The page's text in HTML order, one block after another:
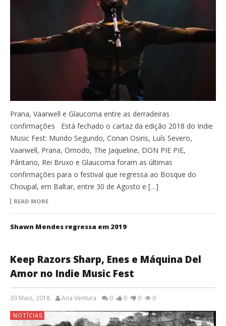
Prana, Vaarwell e Glaucoma entre as derradeiras
confirmações Está fechado o cartaz da edição 2018 do Indie
Music Fest: Mundo Segundo, Conan Osiris, Luís Severo,
Vaarwell, Prana, Omodo, The Jaqueline, DON PIE PIE,
Pântano, Rei Bruxo e Glaucoma foram as últimas
confirmações para o festival que regressa ao Bosque do
Choupal, em Baltar, entre 30 de Agosto e […]
READ MORE
Shawn Mendes regressa em 2019
Keep Razors Sharp, Enes e Máquina Del
Amor no Indie Music Fest
30 Maio, 2018 Ana Ventura 0 0 0 0
NOTÍCIAS